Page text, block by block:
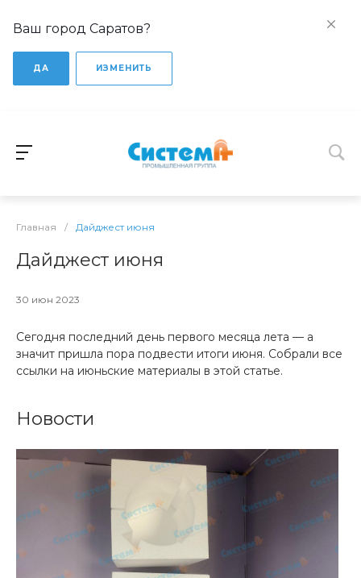
Ваш город Саратов?
ДА ИЗМЕНИТЬ
Главная / Дайджест июня
Дайджест июня
30 июн 2023
Сегодня последний день первого месяца лета — а
значит пришла пора подвести итоги июня. Собрали все
ссылки на июньские материалы в этой статье.
Новости